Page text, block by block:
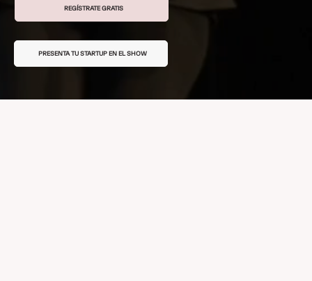
REGÍSTRATE GRATIS
PRESENTA TU STARTUP EN EL SHOW